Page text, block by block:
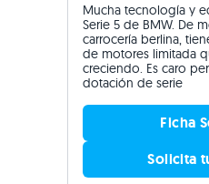
Mucha tecnología y
Serie 5 de BMW. De
carrocería berlina,
de motores limitada
creciendo. Es caro
dotación de serie
Ficha
Solicita